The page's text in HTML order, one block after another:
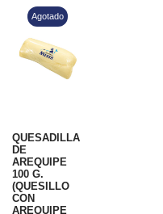
Agotado
QUESADILLA
DE
AREQUIPE
100 G.
(QUESILLO
CON
AREQUIPE